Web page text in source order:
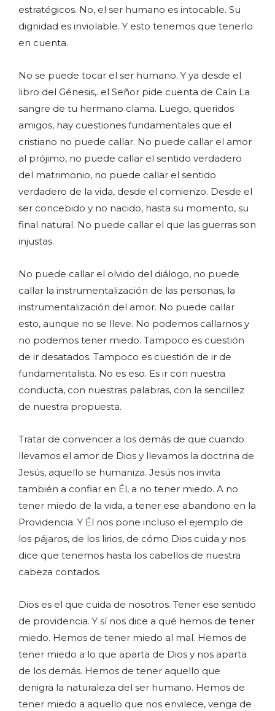
estratégicos. No, el ser humano es intocable. Su
dignidad es inviolable. Y esto tenemos que tenerlo
en cuenta.
No se puede tocar el ser humano. Y ya desde el
libro del Génesis,. el Señor pide cuenta de Caín La
sangre de tu hermano clama. Luego, queridos
amigos, hay cuestiones fundamentales que el
cristiano no puede callar. No puede callar el amor
al prójimo, no puede callar el sentido verdadero
del matrimonio, no puede callar el sentido
verdadero de la vida, desde el comienzo. Desde el
ser concebido y no nacido, hasta su momento, su
final natural. No puede callar el que las guerras son
injustas.
No puede callar el olvido del diálogo, no puede
callar la instrumentalización de las personas, la
instrumentalización del amor. No puede callar
esto, aunque no se lleve. No podemos callarnos y
no podemos tener miedo. Tampoco es cuestión
de ir desatados. Tampoco es cuestión de ir de
fundamentalista. No es eso. Es ir con nuestra
conducta, con nuestras palabras, con la sencillez
de nuestra propuesta.
Tratar de convencer a los demás de que cuando
llevamos el amor de Dios y llevamos la doctrina de
Jesús, aquello se humaniza. Jesús nos invita
también a confiar en Él, a no tener miedo. A no
tener miedo de la vida, a tener ese abandono en la
Providencia. Y Él nos pone incluso el ejemplo de
los pájaros, de los lirios, de cómo Dios cuida y nos
dice que tenemos hasta los cabellos de nuestra
cabeza contados.
Dios es el que cuida de nosotros. Tener ese sentido
de providencia. Y sí nos dice a qué hemos de tener
miedo. Hemos de tener miedo al mal. Hemos de
tener miedo a lo que aparta de Dios y nos aparta
de los demás. Hemos de tener aquello que
denigra la naturaleza del ser humano. Hemos de
tener miedo a aquello que nos envilece, venga de